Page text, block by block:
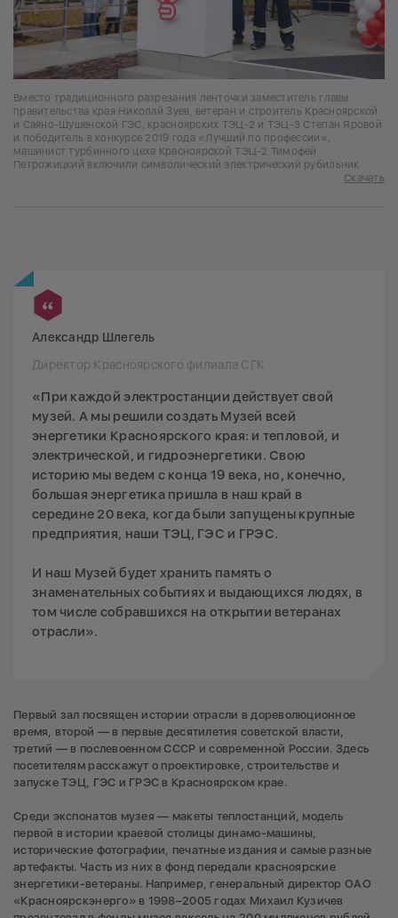
Вместо традиционного разрезания ленточки заместитель главы
правительства края Николай Зуев, ветеран и строитель Красноярской
и Саяно-Шушенской ГЭС, красноярских ТЭЦ-2 и ТЭЦ-3 Степан Яровой
и победитель в конкурсе 2019 года «Лучший по профессии»,
машинист турбинного цеха Красноярской ТЭЦ-2 Тимофей
Петрожицкий включили символический электрический рубильник
Скачать
Александр Шлегель
Директор Красноярского филиала СГК
«При каждой электростанции действует свой
музей. А мы решили создать Музей всей
энергетики Красноярского края: и тепловой, и
электрической, и гидроэнергетики. Свою
историю мы ведем с конца 19 века, но, конечно,
большая энергетика пришла в наш край в
середине 20 века, когда были запущены крупные
предприятия, наши ТЭЦ, ГЭС и ГРЭС.
И наш Музей будет хранить память о
знаменательных событиях и выдающихся людях, в
том числе собравшихся на открытии ветеранах
отрасли».
Первый зал посвящен истории отрасли в дореволюционное
время, второй — в первые десятилетия советской власти,
третий — в послевоенном СССР и современной России. Здесь
посетителям расскажут о проектировке, строительстве и
запуске ТЭЦ, ГЭС и ГРЭС в Красноярском крае.
Среди экспонатов музея — макеты теплостанций, модель
первой в истории краевой столицы динамо-машины,
исторические фотографии, печатные издания и самые разные
артефакты. Часть из них в фонд передали красноярские
энергетики-ветераны. Например, генеральный директор ОАО
«Красноярскэнерго» в 1998–2005 годах Михаил Кузичев